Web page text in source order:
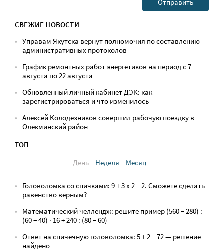
СВЕЖИЕ НОВОСТИ
Управам Якутска вернут полномочия по составлению
административных протоколов
График ремонтных работ энергетиков на период с 7
августа по 22 августа
Обновленный личный кабинет ДЭК: как
зарегистрироваться и что изменилось
Алексей Колодезников совершил рабочую поездку в
Олекминский район
ТОП
День
Неделя Месяц
Головоломка со спичками: 9 + 3 х 2 = 2. Сможете сделать
равенство верным?
Математический челлендж: решите пример (560 − 280) :
(60 − 40) · 16 + 240 : (80 − 60)
Ответ на спичечную головоломка: 5 + 2 = 72 — решение
найдено